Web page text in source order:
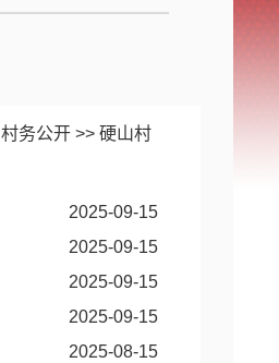
村务公开 >> 硬山村
2025-09-15
2025-09-15
2025-09-15
2025-09-15
2025-08-15